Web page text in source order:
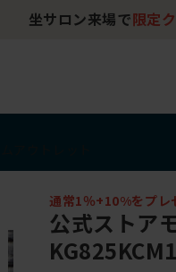
坐サロン来場で 限定
通常1％+10%をプレ
公式ストア